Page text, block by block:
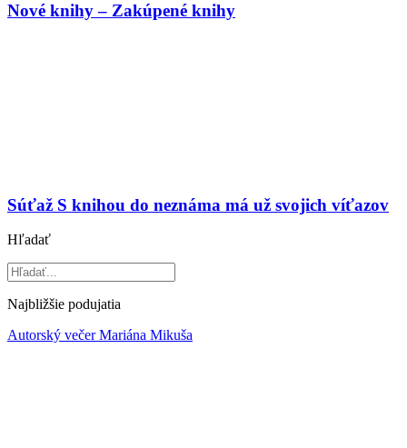
Nové knihy – Zakúpené knihy
Súťaž S knihou do neznáma má už svojich víťazov
Hľadať
Najbližšie podujatia
Autorský večer Mariána Mikuša